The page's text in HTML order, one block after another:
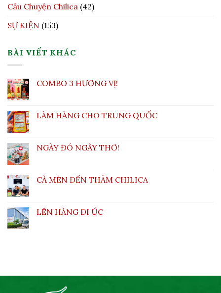
Câu Chuyện Chilica (42)
SỰ KIỆN (153)
BÀI VIẾT KHÁC
COMBO 3 HƯƠNG VỊ!
LÀM HÀNG CHO TRUNG QUỐC
NGÀY ĐÓ NGÂY THƠ!
CÀ MÈN ĐẾN THĂM CHILICA
LÊN HÀNG ĐI ÚC